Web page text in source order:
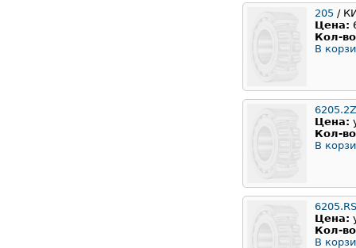
205 /
Цена:
Кол-
В
Цена:
Кол-
В
6205.RS
Цена:
Кол-
В